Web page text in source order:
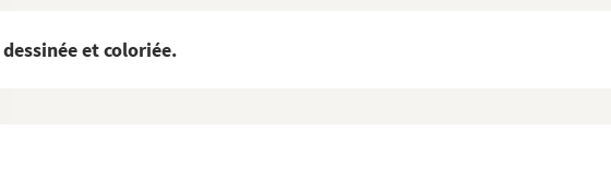
et coloriée.